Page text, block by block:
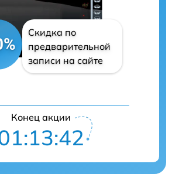
Скидка по
предварительной
записи на сайте
Конец акции